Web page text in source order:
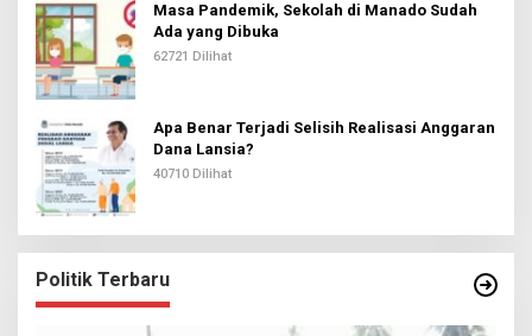
Masa Pandemik, Sekolah di Manado Sudah
Ada yang Dibuka
62721 Dilihat
Apa Benar Terjadi Selisih Realisasi Anggaran
Dana Lansia?
40710 Dilihat
Politik Terbaru